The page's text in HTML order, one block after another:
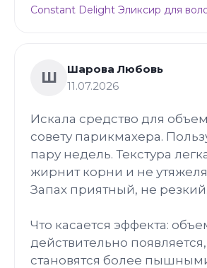
Constant Delight Эликсир для
Ш
Шарова Любовь
11.07.2026
Искала средство для
совету парикмахера.
пару недель. Текстура
жирнит корни и не
Запах приятный, не резкий.
Что касается эффекта:
действительно
становятся более